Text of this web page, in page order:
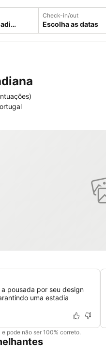
Check-in/out
Escolha as datas
)
pousada por seu design
uma estadia
pode não ser 100% correto.